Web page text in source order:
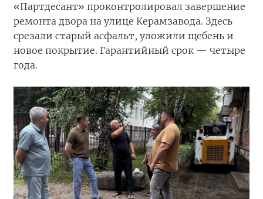
«Партдесант» проконтролировал завершение
ремонта двора на улице Керамзавода. Здесь
срезали старый асфальт, уложили щебень и
новое покрытие. Гарантийный срок — четыре
года.